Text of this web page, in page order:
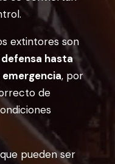
extintores son
hasta
, por
de
pueden ser